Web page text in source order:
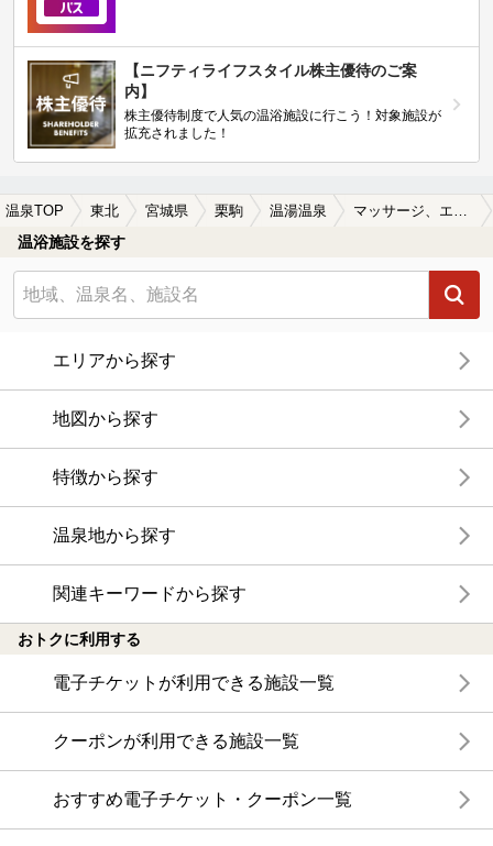
【ニフティライフスタイル株主優待のご案
内】
株主優待制度で人気の温浴施設に行こう！対象施設が
拡充されました！
温泉TOP 東北 宮城県 栗駒 温湯温泉 マッサージ、エステがある温湯温泉の温泉、日帰り温泉、スーパー銭湯おすすめ
温浴施設を探す
エリアから探す
地図から探す
特徴から探す
温泉地から探す
関連キーワードから探す
おトクに利用する
電子チケットが利用できる施設一覧
クーポンが利用できる施設一覧
おすすめ電子チケット・クーポン一覧